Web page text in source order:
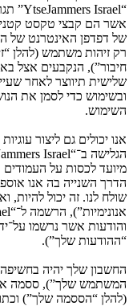
אשר הם קבצי טקסט
של דפדפן האינטרנט של
רק זיהות משתמש (להלן
ובשימוש כדי לסמן את
השימוש.
הדרך השנייה בה אנו
שולח לנו. זה יכול להיות,
והודעות אשר נרשמו
“ההודעות שלך”).
החשבון שלך יהיה בחשיפה
המשתמש שלך”), ססמה
(להלן “הססמה שלך”)